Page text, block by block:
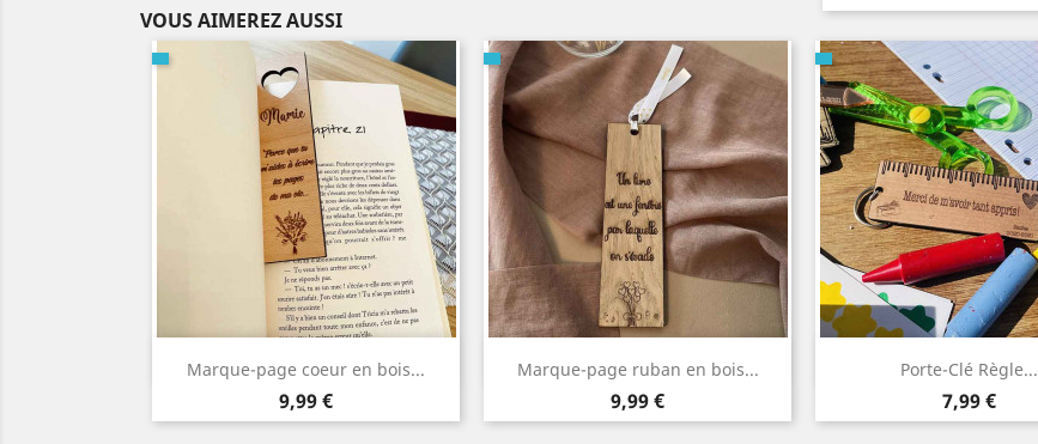
VOUS AIMEREZ AUSSI
Marque-page coeur en bois...
Prix
9,99 €
Aperçu rapide Marque-page ruban en bois...
Prix
9,99 €
Aperçu rapide Porte-Clé Règle...
Prix
7,99 €
Aperçu rapide